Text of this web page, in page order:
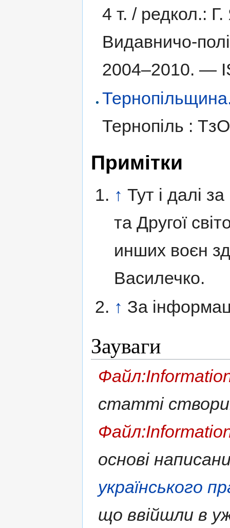
4 т. /редкол.: Г.
Видавничо-
2004–2010. —
Тернопільщина.
Тернопіль :
Примітки
↑ Тут і далі
та Другої
инших воєн
Василечко.
↑ За
Зауваги
статті
основі
українського
що ввійшли в